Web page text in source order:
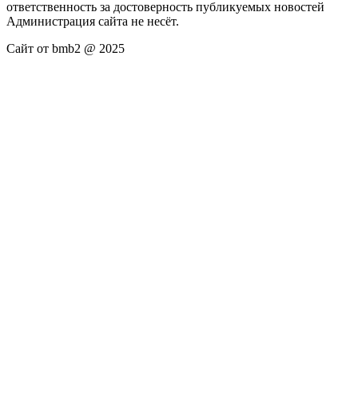
ответственность за достоверность публикуемых новостей
Администрация сайта не несёт.
Сайт от bmb2 @ 2025